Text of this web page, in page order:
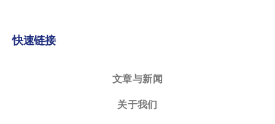
快速链接
文章与新闻
关于我们